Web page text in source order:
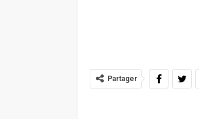
Partager